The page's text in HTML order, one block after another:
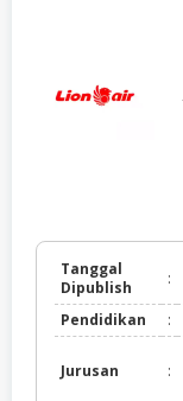
Tanggal
Dipublish
:
Pendidikan :
Jurusan :